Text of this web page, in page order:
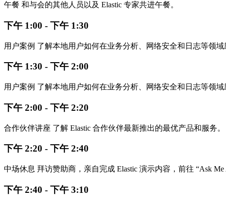
午餐 和与会的其他人员以及 Elastic 专家共进午餐。
下午 1:00 - 下午 1:30
用户案例 了解本地用户如何在业务分析、网络安全和日志等领域
下午 1:30 - 下午 2:00
用户案例 了解本地用户如何在业务分析、网络安全和日志等领域
下午 2:00 - 下午 2:20
合作伙伴讲座 了解 Elastic 合作伙伴最新推出的最优产品和服务。
下午 2:20 - 下午 2:40
中场休息 拜访赞助商，亲自完成 Elastic 演示内容，前往 “Ask
下午 2:40 - 下午 3:10